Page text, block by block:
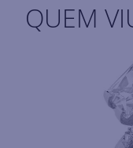
QUEM